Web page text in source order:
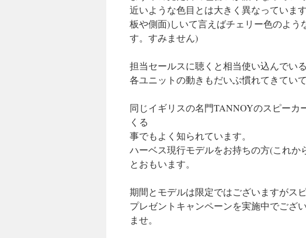
近いような色目とは大きく異なっていま
板や側面)しいて言えばチェリー色のよ
す。すみません)
担当セールスに聴くと相当使い込んでい
各ユニットの動きもだいぶ慣れてきてい
同じイギリスの名門TANNOYのスピーカ
くる
事でもよく知られています。
ハーベス現行モデルをお持ちの方(これ
とおもいます。
期間とモデルは限定ではございますがス
プレゼントキャンペーンを実施中でござ
ませ。